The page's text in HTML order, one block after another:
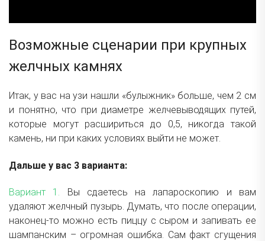
Возможные сценарии при крупных
желчных камнях
Итак, у вас на узи нашли «булыжник» больше, чем 2 см
и понятно, что при диаметре желчевыводящих путей,
которые могут расшириться до 0,5, никогда такой
камень, ни при каких условиях выйти не может.
Дальше у вас 3 варианта:
Вариант 1. Вы сдаетесь на лапароскопию и вам
удаляют желчный пузырь. Думать, что после операции,
наконец-то можно есть пиццу с сыром и запивать ее
шампанским – огромная ошибка. Сам факт сгущения